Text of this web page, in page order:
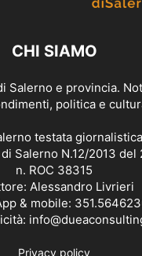
CHI SIAMO
Salerno e provincia.
politica e
testata
Salerno N.12/2013 del
n. ROC 38315
Alessandro Livrieri
& mobile:
Privacy policy